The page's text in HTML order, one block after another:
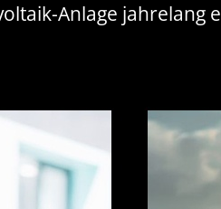
Anlage jahrelang